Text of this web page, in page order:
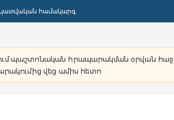
համակարգ
պաշտոնական հրապարակման օրվան
վեց ամիս հետո: